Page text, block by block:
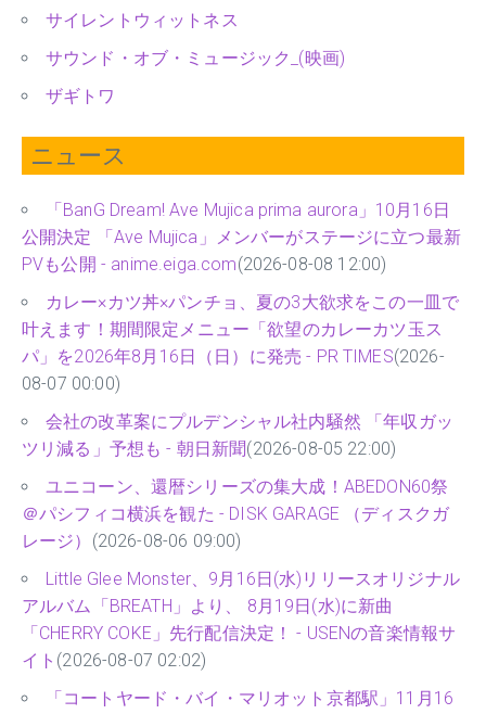
サイレントウィットネス
サウンド・オブ・ミュージック_(映画)
ザギトワ
ニュース
「BanG Dream! Ave Mujica prima aurora」10月16日
公開決定 「Ave Mujica」メンバーがステージに立つ最新
PVも公開 - anime.eiga.com(2026-08-08 12:00)
カレー×カツ丼×パンチョ、夏の3大欲求をこの一皿で
叶えます！期間限定メニュー「欲望のカレーカツ玉ス
パ」を2026年8月16日（日）に発売 - PR TIMES(2026-
08-07 00:00)
会社の改革案にプルデンシャル社内騒然 「年収ガッ
ツリ減る」予想も - 朝日新聞(2026-08-05 22:00)
ユニコーン、還暦シリーズの集大成！ABEDON60祭
＠パシフィコ横浜を観た - DISK GARAGE （ディスクガ
レージ） (2026-08-06 09:00)
Little Glee Monster、9月16日(水)リリースオリジナル
アルバム「BREATH」より、 8月19日(水)に新曲
「CHERRY COKE」先行配信決定！ - USENの音楽情報サ
イト (2026-08-07 02:02)
「コートヤード・バイ・マリオット京都駅」11月16